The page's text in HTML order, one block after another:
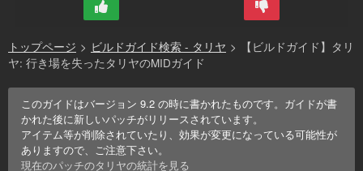
トップページ > ビルドガイド検索 - タリヤ >
【ビルドガイド】タリ
ヤ: 行き場を失ったタリヤのMIDガイド
このガイドはバージョン9.2 の時に書かれたものです。ガイドが書
かれた後に新しいパッチがリリースされています。
アイテム等が削除されていたり、効果が変更になっている可能性が
ありますので、ご注意下さい。
現在のパッチのタリヤの統計を見る